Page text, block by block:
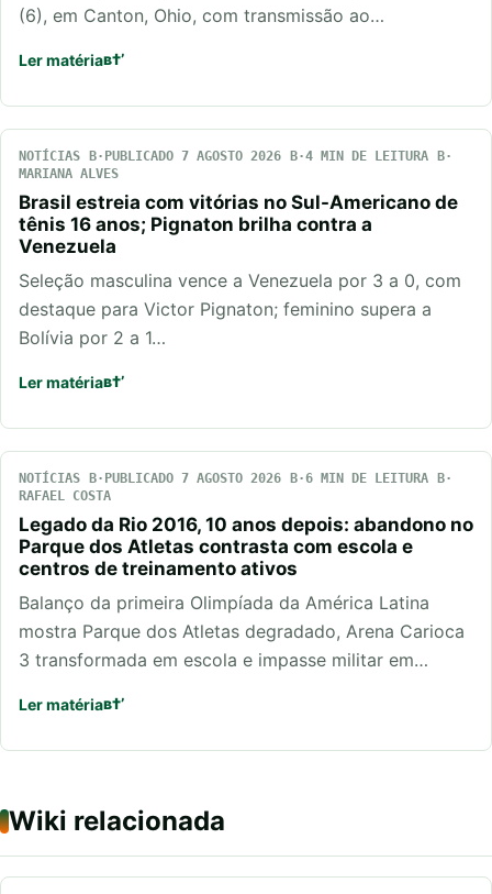
(6), em Canton, Ohio, com transmissão ao…
Ler matéria
NOTÍCIAS PUBLICADO 7 AGOSTO 2026
4 MIN DE LEITURA
MARIANA ALVES
Brasil estreia com vitórias no Sul-Americano de
tênis 16 anos; Pignaton brilha contra a
Venezuela
Seleção masculina vence a Venezuela por 3 a 0, com
destaque para Victor Pignaton; feminino supera a
Bolívia por 2 a 1…
Ler matéria
NOTÍCIAS PUBLICADO 7 AGOSTO 2026
6 MIN DE LEITURA
RAFAEL COSTA
Legado da Rio 2016, 10 anos depois: abandono no
Parque dos Atletas contrasta com escola e
centros de treinamento ativos
Balanço da primeira Olimpíada da América Latina
mostra Parque dos Atletas degradado, Arena Carioca
3 transformada em escola e impasse militar em…
Ler matéria
Wiki relacionada